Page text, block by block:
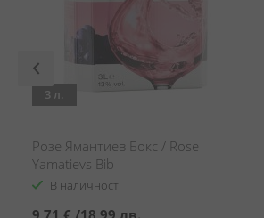
3 л.
Розе Ямантиев Бокс / Rose
Yamatievs Bib
В наличност
9,71 € /18,99 лв.